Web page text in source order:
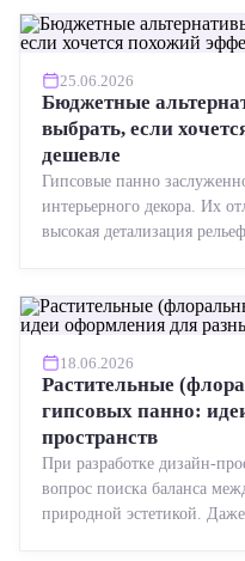
25.06.2026
Бюджетные
выбрать, если
дешевле
Гипсовые панно
интерьерного декора. Их
высокая детализация
18.06.2026
Растительные
гипсовых панно:
пространств
При разработке дизайн-
вопрос поиска баланса
природной эстетикой.